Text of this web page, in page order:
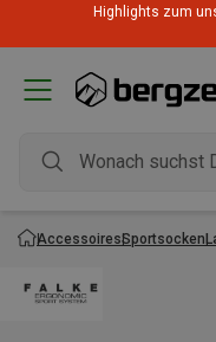
Highlights zum
AccessoiresSportsocken